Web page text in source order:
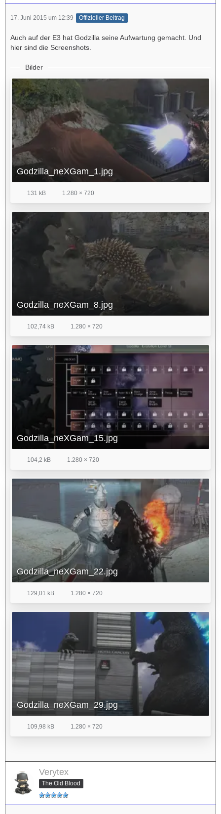
17. Juni 2015 um 12:39 Offizieller Beitrag
Auch auf der E3 hat Godzilla seine Aufwartung gemacht. Und
hier sind die Screenshots.
Bilder
Godzilla_neXGam_1.jpg
131 kB 1.280 × 720
Godzilla_neXGam_8.jpg
102,74 kB 1.280 × 720
Godzilla_neXGam_15.jpg
104,2 kB 1.280 × 720
Godzilla_neXGam_22.jpg
129,01 kB 1.280 × 720
Godzilla_neXGam_29.jpg
109,98 kB 1.280 × 720
Verytex
The Old Blood